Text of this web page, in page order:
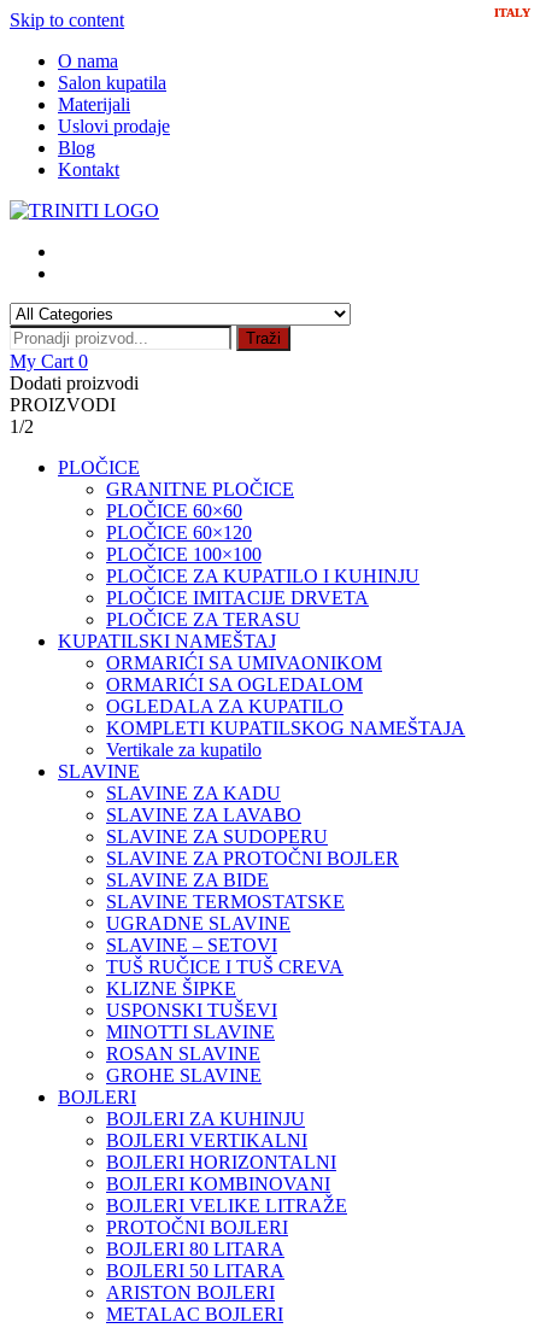
Skip to content
O nama
Salon kupatila
Materijali
Uslovi prodaje
Blog
Kontakt
Traži
My Cart 0
Dodati proizvodi
PROIZVODI
1/2
PLOČICE
GRANITNE PLOČICE
PLOČICE 60×60
PLOČICE 60×120
PLOČICE 100×100
PLOČICE ZA KUPATILO I KUHINJU
PLOČICE IMITACIJE DRVETA
PLOČICE ZA TERASU
KUPATILSKI NAMEŠTAJ
ORMARIĆI SA UMIVAONIKOM
ORMARIĆI SA OGLEDALOM
OGLEDALA ZA KUPATILO
KOMPLETI KUPATILSKOG NAMEŠTAJA
Vertikale za kupatilo
SLAVINE
SLAVINE ZA KADU
SLAVINE ZA LAVABO
SLAVINE ZA SUDOPERU
SLAVINE ZA PROTOČNI BOJLER
SLAVINE ZA BIDE
SLAVINE TERMOSTATSKE
UGRADNE SLAVINE
SLAVINE – SETOVI
TUŠ RUČICE I TUŠ CREVA
KLIZNE ŠIPKE
USPONSKI TUŠEVI
MINOTTI SLAVINE
ROSAN SLAVINE
GROHE SLAVINE
BOJLERI
BOJLERI ZA KUHINJU
BOJLERI VERTIKALNI
BOJLERI HORIZONTALNI
BOJLERI KOMBINOVANI
BOJLERI VELIKE LITRAŽE
PROTOČNI BOJLERI
BOJLERI 80 LITARA
BOJLERI 50 LITARA
ARISTON BOJLERI
METALAC BOJLERI
ITALY
ITALY